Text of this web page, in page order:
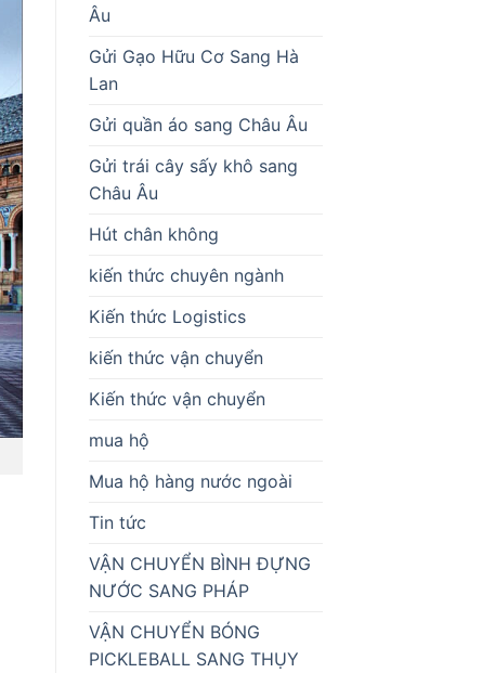
Âu
Gửi Gạo Hữu Cơ Sang Hà
Lan
Gửi quần áo sang Châu Âu
Gửi trái cây sấy khô sang
Châu Âu
Hút chân không
kiến thức chuyên ngành
Kiến thức Logistics
kiến thức vận chuyển
Kiến thức vận chuyển
mua hộ
Mua hộ hàng nước ngoài
Tin tức
VẬN CHUYỂN BÌNH ĐỰNG
NƯỚC SANG PHÁP
VẬN CHUYỂN BÓNG
PICKLEBALL SANG THỤY